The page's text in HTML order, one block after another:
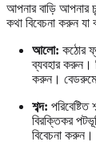
আপনার বাড়ি আপনার
কথা বিবেচনা করুন
আলো: কঠোর
ব্যবহার করুন।
করুন। বেডরুমে
শব্দ:
বিরক্তিকর
বিবেচনা করুন।